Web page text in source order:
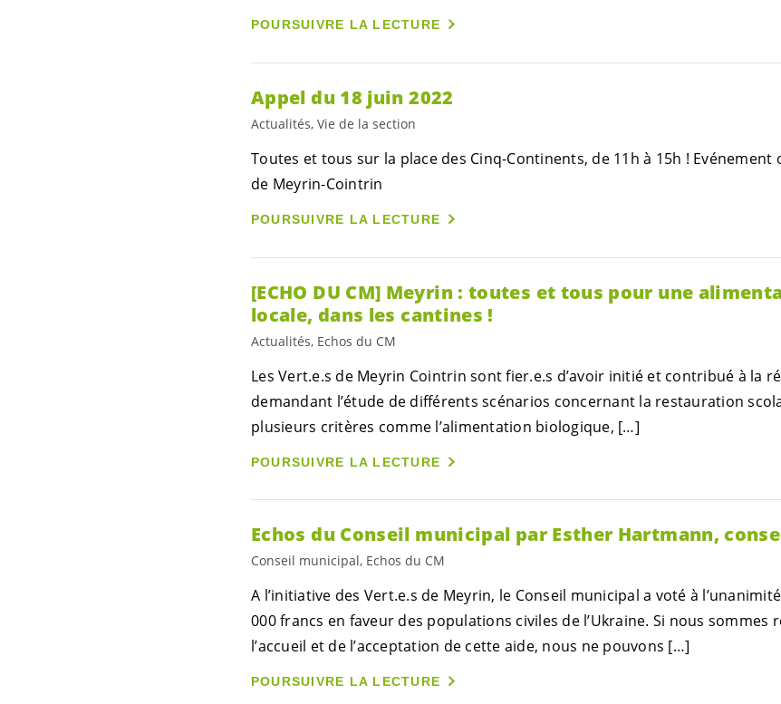
POURSUIVRE LA LECTURE
Appel du 18 juin 2022
Actualités, Vie de la section
Toutes et tous sur la place des Cinq-Continents, de 11h à 15h ! Evénement
de Meyrin-Cointrin
POURSUIVRE LA LECTURE
[ECHO DU CM] Meyrin : toutes et tous pour une
locale, dans les cantines !
Actualités, Echos du CM
Les Vert.e.s de Meyrin Cointrin sontfier.e.s d’avoir initié et contribué à la
demandant l’étude de différents scénarios concernant la restauration
plusieurs critères comme l’alimentation biologique, […]
POURSUIVRE LA LECTURE
Echos du Conseil municipal par Esther Hartmann,
Conseil municipal, Echos du CM
A l’initiative des Vert.e.s de Meyrin, le Conseil municipal a voté à
000 francs en faveur des populations civiles de l’Ukraine. Si nous sommes
l’accueil et de l’acceptation de cette aide, nous ne pouvons […]
POURSUIVRE LA LECTURE